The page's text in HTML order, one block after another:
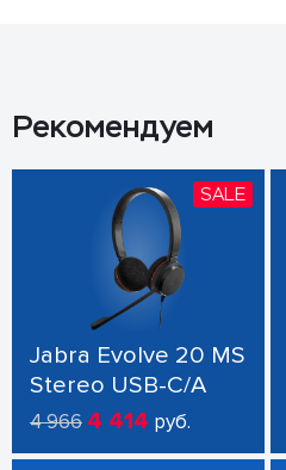
Рекомендуем
SALE
Jabra Evolve 20 MS
Stereo USB-C/A
4 966 4 414 руб.